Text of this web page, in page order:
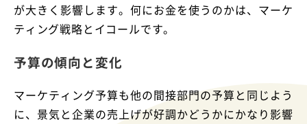
が大きく影響します。何にお金を使うのかは、マーケ
ティング戦略とイコールです。
予算の傾向と変化
マーケティング予算も他の間接部門の予算と同じよう
に、景気と企業の売上げが好調かどうかにかなり影響